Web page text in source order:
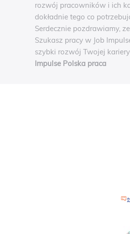
rozwój pracowników i ich
dokładnie tego co
Serdecznie pozdrawiamy,
Szukasz pracy w Job
szybki rozwój Twojej
Impulse Polska praca